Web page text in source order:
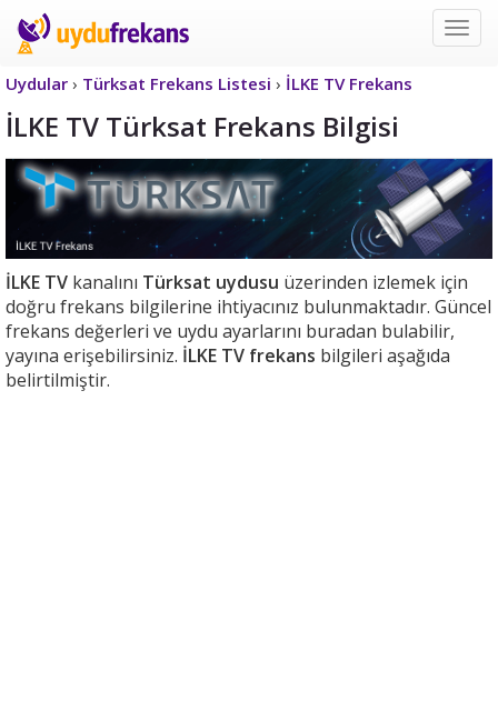
Uydu
Uydular › Türksat Frekans Listesi › İLKE TV Frekans
İLKE TV Türksat Frekans Bilgisi
İLKE TV kanalını Türksat uydusu üzerinden izlemek için
doğru frekans bilgilerine ihtiyacınız bulunmaktadır. Güncel
frekans değerleri ve uydu ayarlarını buradan bulabilir,
yayına erişebilirsiniz. İLKE TV frekans bilgileri aşağıda
belirtilmiştir.